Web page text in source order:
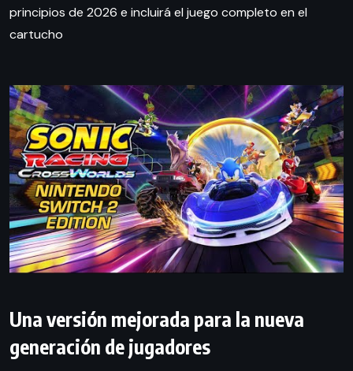
principios de 2026 e incluirá el juego completo en el
cartucho
Una versión mejorada para la nueva
generación de jugadores